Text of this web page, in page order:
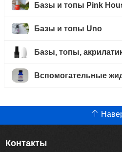
Базы и топы Pink
Базы и топы Uno
Базы, топы,
Вспомогательные
Контакты